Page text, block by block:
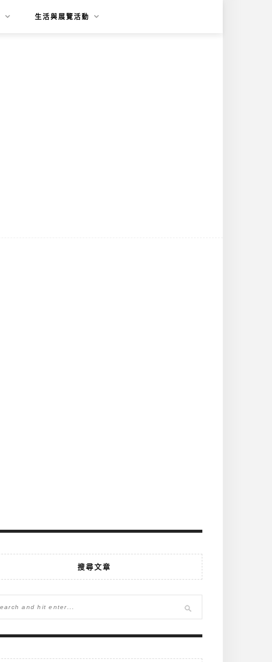
生活與展覽活動
搜尋文章